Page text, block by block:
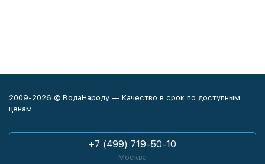
2009-2026 © ВодаНароду — Качество в срок по доступным
ценам
+7 (499) 719-50-10
Москва